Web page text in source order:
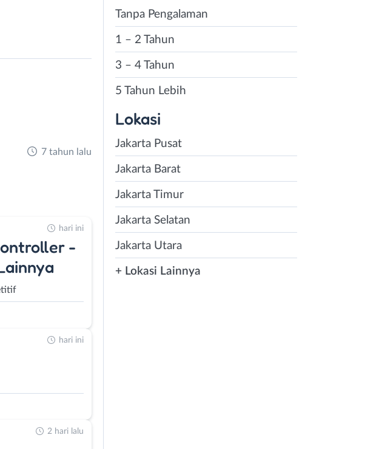
7 tahun lalu
-
hari ini
hari ini
2 hari lalu
Tanpa Pengalaman
1 – 2 Tahun
3 – 4 Tahun
5 Tahun Lebih
Lokasi
Jakarta Pusat
Jakarta Barat
Jakarta Timur
Jakarta Selatan
Jakarta Utara
+ Lokasi Lainnya